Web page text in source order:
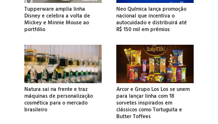
Tupperware amplia linha
Disney e celebra a volta de
Mickey e Minnie Mouse ao
portfólio
Neo Química lança promoção
nacional que incentiva o
autocuidado e distribuirá até
R$ 150 mil em prêmios
Natura sai na frente e traz
máquinas de personalização
cosmética para o mercado
brasileiro
Arcor e Grupo Los Los se unem
para lançar linha com 18
sorvetes inspirados em
clássicos como Tortuguita e
Butter Toffees